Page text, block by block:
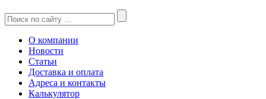
О компании
Новости
Статьи
Доставка и оплата
Адреса и контакты
Калькулятор